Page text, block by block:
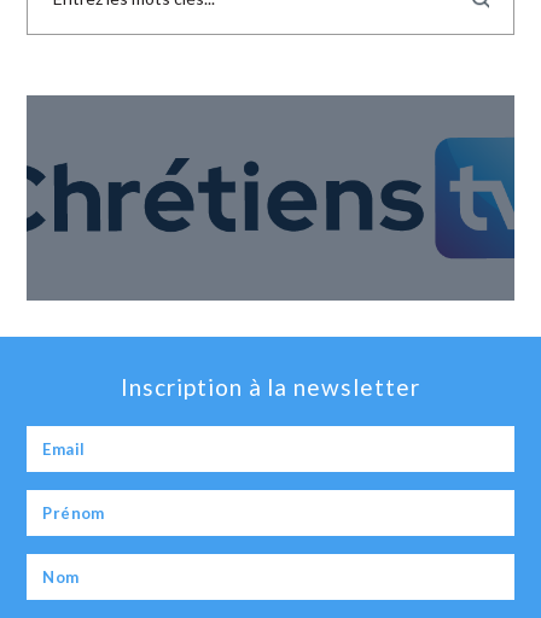
Inscription à la newsletter